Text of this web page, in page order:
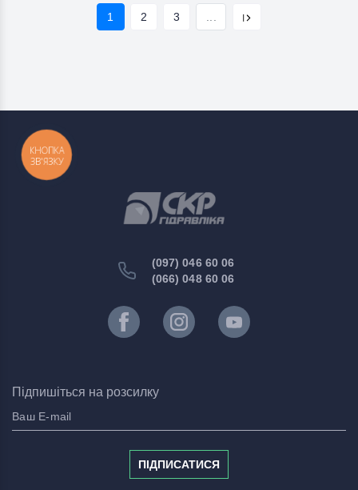
1 2 3
(097) 046 60 06
(066) 048 60 06
Підпишіться на розсилку
ПІДПИСАТИСЯ
КНОПКА
ЗВ'ЯЗКУ